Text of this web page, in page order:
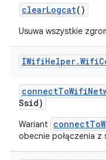
clearLogcat()
Usuwa wszystkie
IWifiHelper.Wifi
connectToWifi
Ssid)
Wariant
obecnie połączenia z